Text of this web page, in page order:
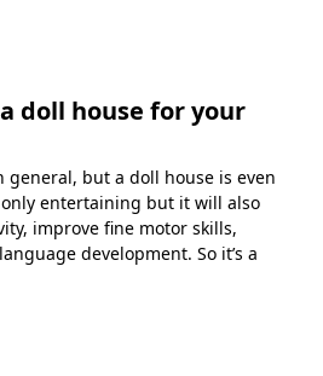
doll house for your
general, but a doll house is even
entertaining but it will also
improve fine motor skills,
development. So it’s a